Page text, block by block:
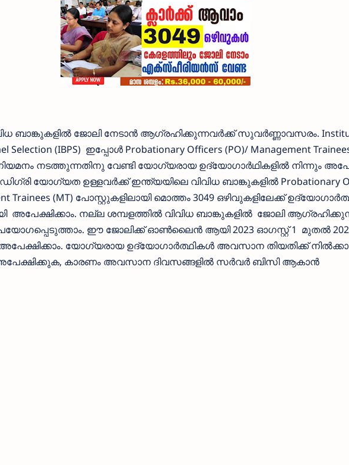
ബാങ്കുകളില്‍ ജോലി നേടാന്‍ ആഗ്രഹിക്കുന്നവര്‍ക്ക് സുവര്‍ണ്ണാവസരം.
Selection (IBPS) ഇപ്പോള്‍ Probationary Officers (PO)/ Management
നടത്തുന്നതിനു വേണ്ടി യോഗ്യരായ ഉദ്യോഗാര്‍ഥികളില്‍ നിന്നും
ഡിഗ്രി യോഗ്യത ഉള്ളവര്‍ക്ക് ഇന്ത്യയിലെ വിവിധ ബാങ്കുകളില്‍ Probationary
Trainees (MT) പോസ്റ്റുകളിലായി മൊത്തം 3049 ഒഴിവുകളിലേക്ക്
നല്ല ശമ്പളത്തില്‍ വിവിധ ബാങ്കുകളില്‍ ജോലി
ഈ ജോലിക്ക് ഓണ്‍ലൈന്‍ ആയി 2023 ഓഗസ്റ്റ്‌ 1 മുതല്‍
അപേക്ഷിക്കാം. യോഗ്യരായ ഉദ്യോഗാര്‍ത്ഥികള്‍ അവസാന തിയതിക്ക്
കാരണം അവസാന ദിവസങ്ങളില്‍ സര്‍വര്‍ ബിസി ആകാന്‍